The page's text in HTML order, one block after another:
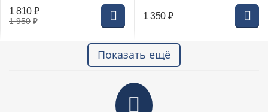
1 950 ₽
1 810 ₽ 1 350 ₽
Показать ещё